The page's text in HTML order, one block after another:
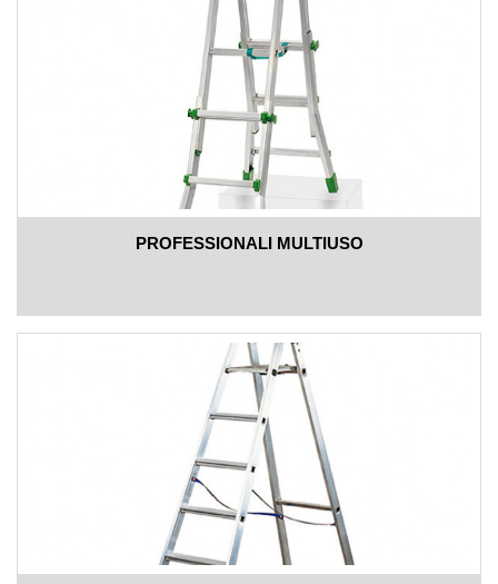
PROFESSIONALI MULTIUSO